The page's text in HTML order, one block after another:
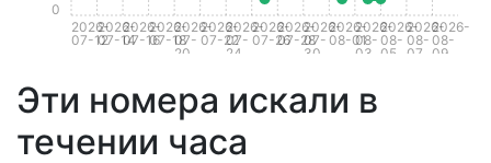
2026-
07-12
2026-
07-14
2026-
07-16
2026-
07-18
2026-
07-
20
2026-
07-22
2026-
07-
24
2026-
07-26
2026-
07-28
2026-
07-
30
2026-
08-01
2026-
08-
03
2026-
08-
05
2026-
08-
07
2026-
08-
09
0
Эти номера искали в
течении часа